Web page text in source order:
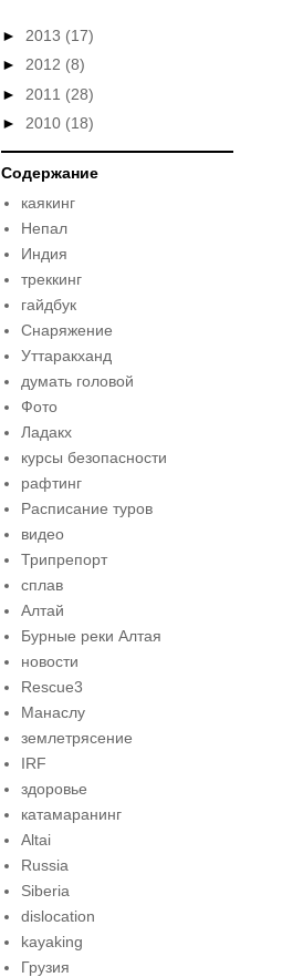
► 2013 (17)
► 2012 (8)
► 2011 (28)
► 2010 (18)
Содержание
каякинг
Непал
Индия
треккинг
гайдбук
Снаряжение
Уттаракханд
думать головой
Фото
Ладакх
курсы безопасности
рафтинг
Расписание туров
видео
Трипрепорт
сплав
Алтай
Бурные реки Алтая
новости
Rescue3
Манаслу
землетрясение
IRF
здоровье
катамаранинг
Altai
Russia
Siberia
dislocation
kayaking
Грузия